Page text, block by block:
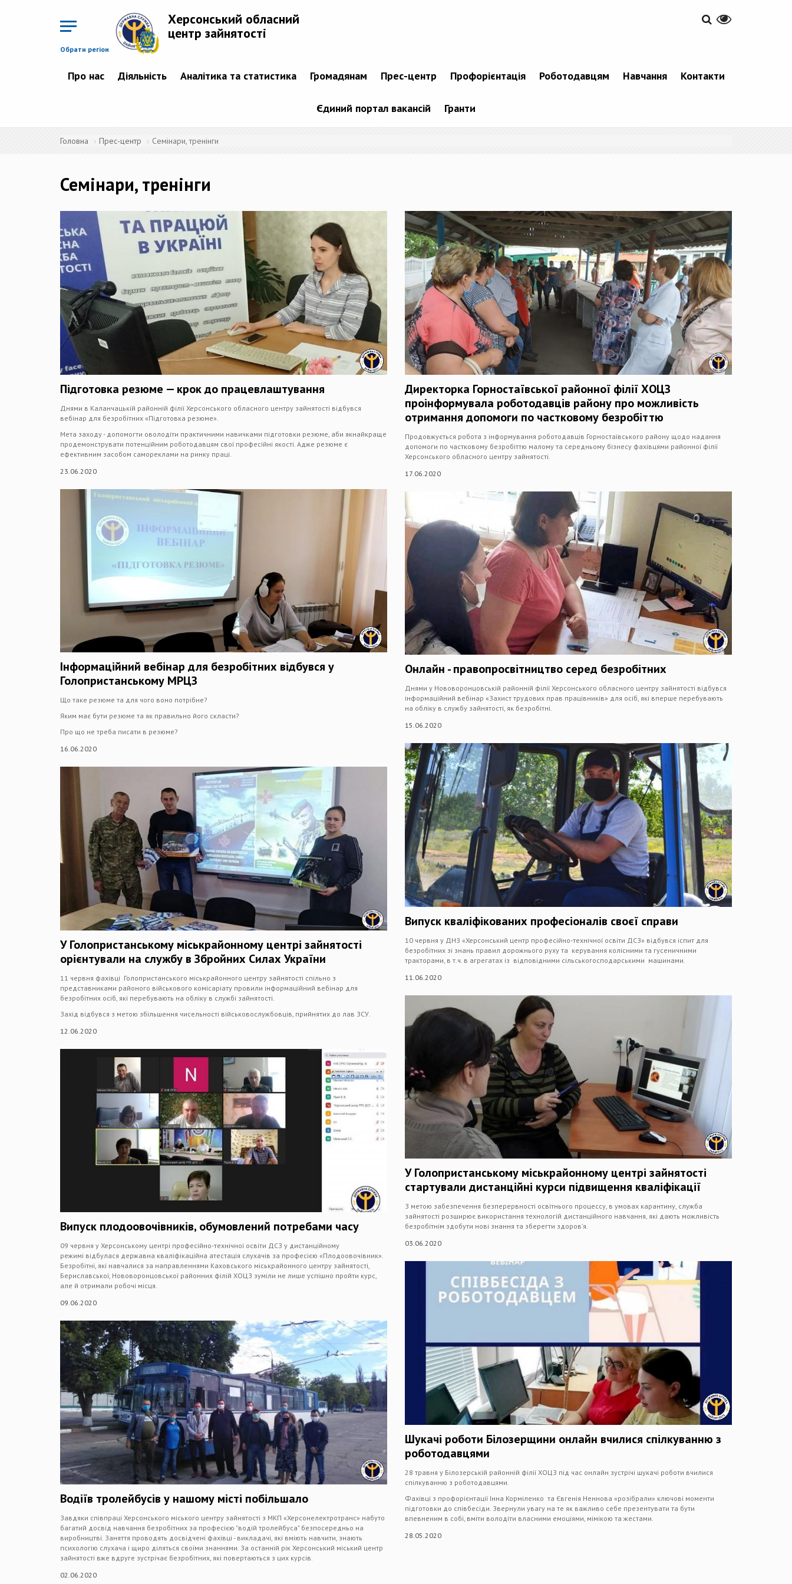
Обрати регіон
Херсонський обласний
центр зайнятості
Про нас Діяльність Аналітика та статистика Громадянам Прес-центр Профорієнтація Роботодавцям Навчання Контакти
Єдиний портал вакансій Гранти
Головна Прес-центр Семінари, тренінги
Семінари, тренінги
Підготовка резюме — крок до працевлаштування
Днями в Каланчацькій районній філії Херсонського обласного центру зайнятості відбувся
вебінар для безробітних «Підготовка резюме».
Мета заходу - допомогти оволодіти практичними навичками підготовки резюме, аби якнайкраще
продемонструвати потенційним роботодавцям свої професійні якості. Адже резюме є
ефективним засобом самореклами на ринку праці.
23.06.2020
Інформаційний вебінар для безробітних відбувся у
Голопристанському МРЦЗ
Що таке резюме та для чого воно потрібне?
Яким має бути резюме та як правильно його скласти?
Про що не треба писати в резюме?
16.06.2020
У Голопристанському міськрайонному центрі зайнятості
орієнтували на службу в Збройних Силах України
11 червня фахівці Голопристанського міськрайонного центру зайнятості спільно з
представниками районого військового комісаріату провили інформаційний вебінар для
безробітних осіб, які перебувають на обліку в службі зайнятості.
Захід відбувся з метою збільшення чисельності військовослужбовців, прийнятих до лав ЗСУ.
12.06.2020
Випуск плодоовочівників, обумовлений потребами часу
09 червня у Херсонському центрі професійно-технічної освіти ДСЗ у дистанційному
режимі відбулася державна кваліфікаційна атестація слухачів за професією «Плодоовочівник».
Безробітні, які навчалися за направленнями Каховського міськрайонного центру зайнятості,
Бериславської, Нововоронцовської районних філій ХОЦЗ зуміли не лише успішно пройти курс,
але й отримали робочі місця.
09.06.2020
Водіїв тролейбусів у нашому місті побільшало
Завдяки співпраці Херсонського міського центру зайнятості з МКП «Херсонелектротранс» набуто
багатий досвід навчання безробітних за професією "водій тролейбуса" безпосередньо на
виробництві. Заняття проводять досвідчені фахівці - викладачі, які вміють навчити, знають
психологію слухача і щиро діляться своїми знаннями. За останній рік Херсонський міський центр
зайнятості вже вдруге зустрічає безробітних, які повертаються з цих курсів.
02.06.2020
Директорка Горностаївської районної філії ХОЦЗ
проінформувала роботодавців району про можливість
отримання допомоги по частковому безробіттю
Продовжується робота з інформування роботодавців Горностаївського району щодо надання
допомоги по частковому безробіттю малому та середньому бізнесу фахівцями районної філії
Херсонського обласного центру зайнятості.
17.06.2020
Онлайн - правопросвітництво серед безробітних
Днями у Нововоронцовській районній філії Херсонського обласного центру зайнятості відбувся
інформаційний вебінар «Захист трудових прав працівників» для осіб, які вперше перебувають
на обліку в службу зайнятості, як безробітні.
15.06.2020
Випуск кваліфікованих професіоналів своєї справи
10 червня у ДНЗ «Херсонський центр професійно-технічної освіти ДСЗ» відбувся іспит для
безробітних зі знань правил дорожнього руху та керування колісними та гусеничними
тракторами, в т.ч. в агрегатах із відповідними сільськогосподарськими машинами.
11.06.2020
У Голопристанському міськрайонному центрі зайнятості
стартували дистанційні курси підвищення кваліфікації
З метою забезпечення безперервності освітнього процессу, в умовах карантину, служба
зайнятості розширює використання технологій дистанційного навчання, які дають можливість
безробітнім здобути нові знання та зберегти здоров’я.
03.06.2020
Шукачі роботи Білозерщини онлайн вчилися спілкуванню з
роботодавцями
28 травня у Білозерській районній філії ХОЦЗ під час онлайн зустрічі шукачі роботи вчилися
спілкуванню з роботодавцями.
Фахівці з профорієнтації Інна Корміленко та Євгенія Неннова «розібрали» ключові моменти
підготовки до співбесіди. Звернули увагу на те як важливо себе презентувати та бути
впевненим в собі, вміти володіти власними емоціями, мімікою та жестами.
28.05.2020